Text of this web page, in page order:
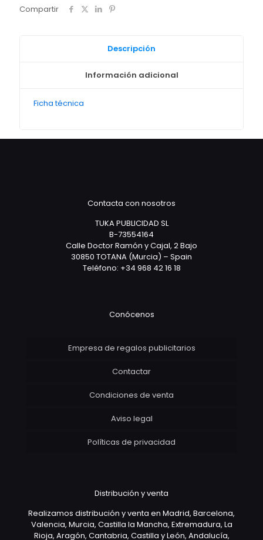
Sols
Compartir
Descripción
Información adicional
Ficha técnica
Contacta con nosotros
TUKA PUBLICIDAD SL
B-73554164
Calle Doctor Ramón y Cajal, 2 Bajo
30850 TOTANA (Murcia) – Spain
Teléfono: +34 968 42 16 18
Conócenos
Empresa de regalos publicitarios
Contactar
Condiciones de venta
Aviso legal
Políticas de privacidad
Distribución y venta
Realizamos distribución y venta en Madrid, Barcelona,
Valencia, Murcia, Castilla la Mancha, Extremadura, La
Rioja, Aragón, Cantabria, Castilla y León, Andalucía,